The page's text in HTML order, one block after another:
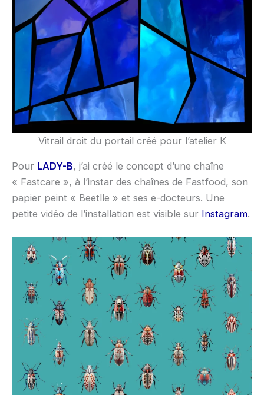
Vitrail droit du portail créé pour l’atelier K
Pour LADY-B, j’ai créé le concept d’une chaîne
« Fastcare », à l’instar des chaînes de Fastfood, son
papier peint « Beetlle » et ses e-docteurs. Une
petite vidéo de l’installation est visible sur Instagram.